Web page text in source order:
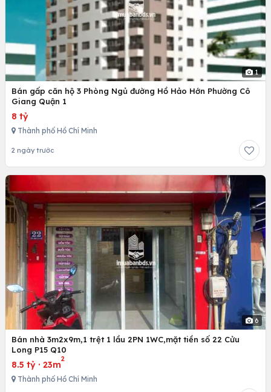
1
Bán gấp căn hộ 3 Phòng Ngủ đường Hồ Hảo Hớn Phường Cô
Giang Quận 1
8 tỷ
Thành phố Hồ Chí Minh
2 ngày trước
6
Bán nhà 3m2x9m,1 trệt 1 lầu 2PN 1WC,mặt tiền số 22 Cửu
Long P15 Q10
8.5 tỷ · 23m
2
Thành phố Hồ Chí Minh